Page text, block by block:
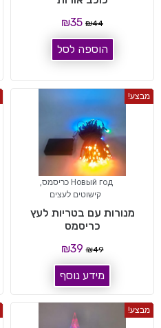
₪44
₪35
הוספה לסל
מבצע!
Новый год כריסמס
,
קישוטים לעצים
מנורות עם בטריות לעץ
כריסמס
₪49
₪39
מידע נוסף
מבצע!